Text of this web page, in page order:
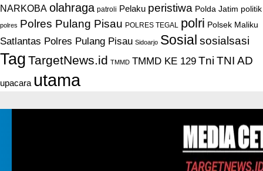
NARKOBA olahraga patroli Pelaku peristiwa Polda Jatim politik
polres Polres Pulang Pisau POLRES TEGAL polri Polsek Maliku
Satlantas Polres Pulang Pisau Sidoarjo Sosial sosialsasi
Tag TargetNews.id TMMD TMMD KE 129 Tni TNI AD
upacara utama